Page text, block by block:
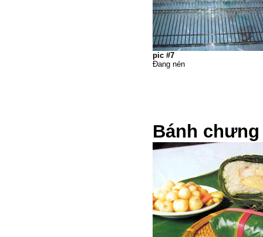
pic #7
Đang nén
Bánh chưng